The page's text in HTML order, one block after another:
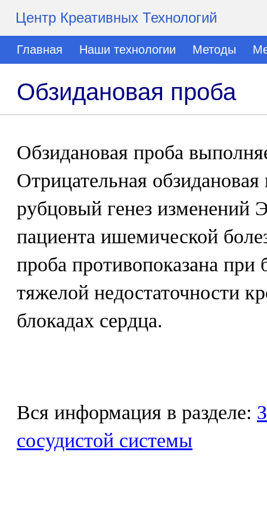
Центр Креативных Технологий
Главная Наши технологии Методы
Обзидановая проба
Обзидановая проба
Отрицательная
рубцовый генез изменений
пациента ишемической
проба противопоказана при
тяжелой недостаточности
блокадах сердца.
Вся информация в разделе:
сосудистой системы